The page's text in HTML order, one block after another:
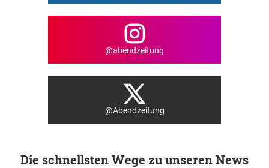
@abendzeitung
@Abendzeitung
Die schnellsten Wege zu unseren News